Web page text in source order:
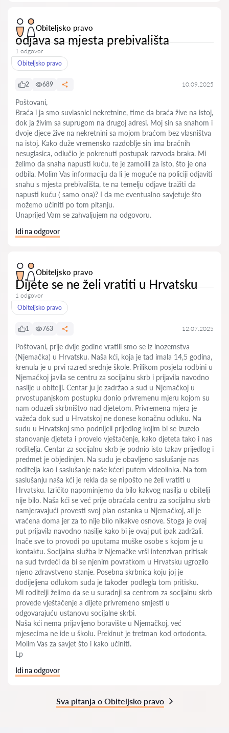
Obiteljsko pravo
odjava sa mjesta prebivališta
1 odgovor
Obiteljsko pravo
2 689 10.09.2025
Poštovani,
Braća i ja smo suvlasnici nekretnine, time da braća žive na istoj,
dok ja živim sa suprugom na drugoj adresi. Moj sin sa snahom i
dvoje djece žive na nekretnini sa mojom braćom bez vlasništva
na istoj. Kako duže vremensko razdoblje sin ima bračnih
nesuglasica, odlučio je pokrenuti postupak razvoda braka. Mi
želimo da snaha napusti kuću, te je zamolili za isto, što je ona
odbila. Molim Vas informaciju da li je moguće na policiji odjaviti
snahu s mjesta prebivališta, te na temelju odjave tražiti da
napusti kuću ( samo ona)? I da me eventualno savjetuje što
možemo učiniti po tom pitanju.
Unaprijed Vam se zahvaljujem na odgovoru.
Idi na odgovor
Obiteljsko pravo
Dijete se ne želi vratiti u Hrvatsku
1 odgovor
Obiteljsko pravo
1 763 12.07.2025
Poštovani, prije dvije godine vratili smo se iz inozemstva
(Njemačka) u Hrvatsku. Naša kći, koja je tad imala 14,5 godina,
krenula je u prvi razred srednje škole. Prilikom posjeta rodbini u
Njemačkoj javila se centru za socijalnu skrb i prijavila navodno
nasilje u obitelji. Centar ju je zadržao a sud u Njemačkoj u
prvostupanjskom postupku donio privremenu mjeru kojom su
nam oduzeli skrbništvo nad djetetom. Privremena mjera je
važeća dok sud u Hrvatskoj ne donese konačnu odluku. Na
sudu u Hrvatskoj smo podnijeli prijedlog kojim bi se izuzelo
stanovanje djeteta i provelo vještačenje, kako djeteta tako i nas
roditelja. Centar za socijalnu skrb je podnio isto takav prijedlog i
predmet je objedinjen. Na sudu je obavljeno saslušanje nas
roditelja kao i saslušanje naše kćeri putem videolinka. Na tom
saslušanju naša kći je rekla da se nipošto ne želi vratiti u
Hrvatsku. Izričito napominjemo da bilo kakvog nasilja u obitelji
nije bilo. Naša kći se već prije obraćala centru za socijalnu skrb
namjeravajući provesti svoj plan ostanka u Njemačkoj, ali je
vraćena doma jer za to nije bilo nikakve osnove. Stoga je ovaj
put prijavila navodno nasilje kako bi je ovaj put ipak zadržali.
Inače sve to provodi po uputama muške osobe s kojom je u
kontaktu. Socijalna služba iz Njemačke vrši intenzivan pritisak
na sud tvrdeći da bi se njenim povratkom u Hrvatsku ugrozilo
njeno zdravstveno stanje. Posebna skrbnica koju joj je
dodijeljena odlukom suda je također podlegla tom pritisku.
Mi roditelji želimo da se u suradnji sa centrom za socijalnu skrb
provede vještačenje a dijete privremeno smjesti u
odgovarajuću ustanovu socijalne skrbi.
Naša kći nema prijavljeno boravište u Njemačkoj, već
mjesecima ne ide u školu. Prekinut je tretman kod ortodonta.
Molim Vas za savjet što i kako učiniti.
Lp
Idi na odgovor
Sva pitanja o Obiteljsko pravo